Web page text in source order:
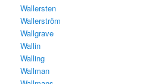
Wallersten
Wallerström
Wallgrave
Wallin
Walling
Wallman